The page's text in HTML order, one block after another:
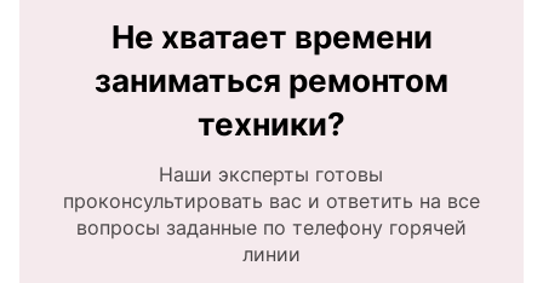
Не хватает времени
заниматься ремонтом
техники?
Наши эксперты готовы
проконсультировать вас и ответить на все
вопросы заданные по телефону горячей
линии